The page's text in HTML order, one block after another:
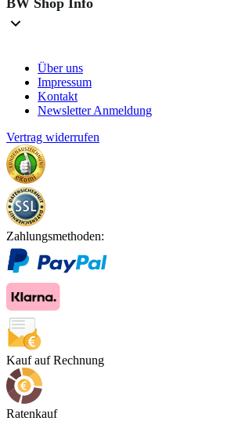
Über uns
Impressum
Kontakt
Newsletter Anmeldung
Vertrag widerrufen
Zahlungsmethoden:
Kauf auf Rechnung
Ratenkauf